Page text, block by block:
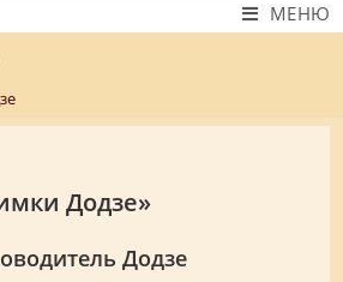
МЕНЮ
Додзе»
Додзе